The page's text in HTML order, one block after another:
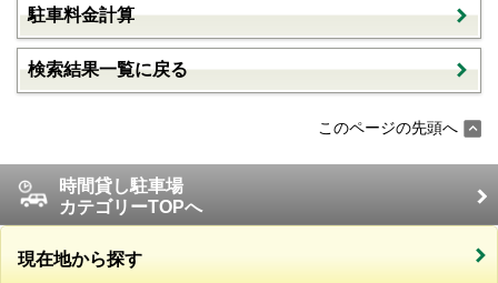
駐車料金計算
検索結果一覧に戻る
このページの先頭へ
時間貸し駐車場
カテゴリーTOPへ
現在地から探す